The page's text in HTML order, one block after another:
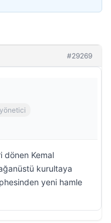
#29269
dönen Kemal
kurultaya
yeni hamle